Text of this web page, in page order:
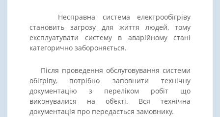
Несправна система електрообігріву
становить загрозу для життя людей, тому
експлуатувати систему в аварійному стані
категорично забороняється.
Після проведення обслуговування системи
обігріву, потрібно заповнити технічну
документацію з переліком робіт що
виконувалися на об’єкті. Вся технічна
документація про передається замовнику.